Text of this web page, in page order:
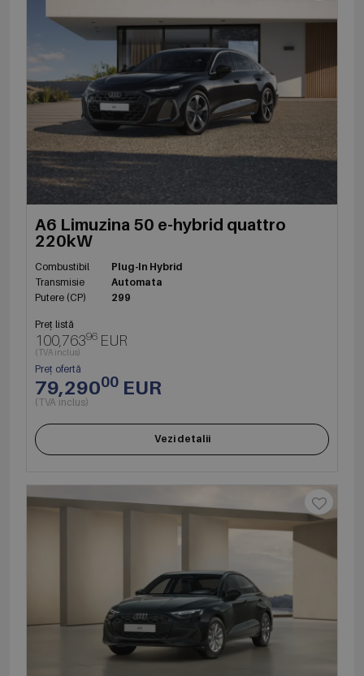
A6 Limuzina 50 e-hybrid quattro
220kW
Combustibil
Plug-In Hybrid
Transmisie
Automata
Putere (CP)
299
Preț listă
100,76396 EUR
(TVA inclus)
Preț ofertă
79,29000 EUR
(TVA inclus)
Vezi detalii